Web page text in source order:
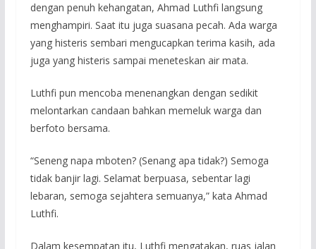
dengan penuh kehangatan, Ahmad Luthfi langsung
menghampiri. Saat itu juga suasana pecah. Ada warga
yang histeris sembari mengucapkan terima kasih, ada
juga yang histeris sampai meneteskan air mata.
Luthfi pun mencoba menenangkan dengan sedikit
melontarkan candaan bahkan memeluk warga dan
berfoto bersama.
“Seneng napa mboten? (Senang apa tidak?) Semoga
tidak banjir lagi. Selamat berpuasa, sebentar lagi
lebaran, semoga sejahtera semuanya,” kata Ahmad
Luthfi.
Dalam kesempatan itu, Luthfi mengatakan, ruas jalan